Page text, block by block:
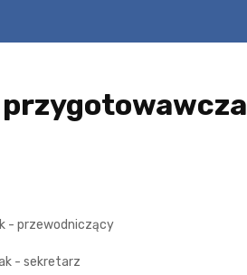
przygotowawcza
- przewodniczący
- sekretarz